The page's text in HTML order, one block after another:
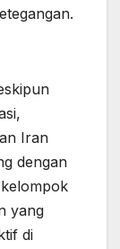
Iran
dengan
yang
di